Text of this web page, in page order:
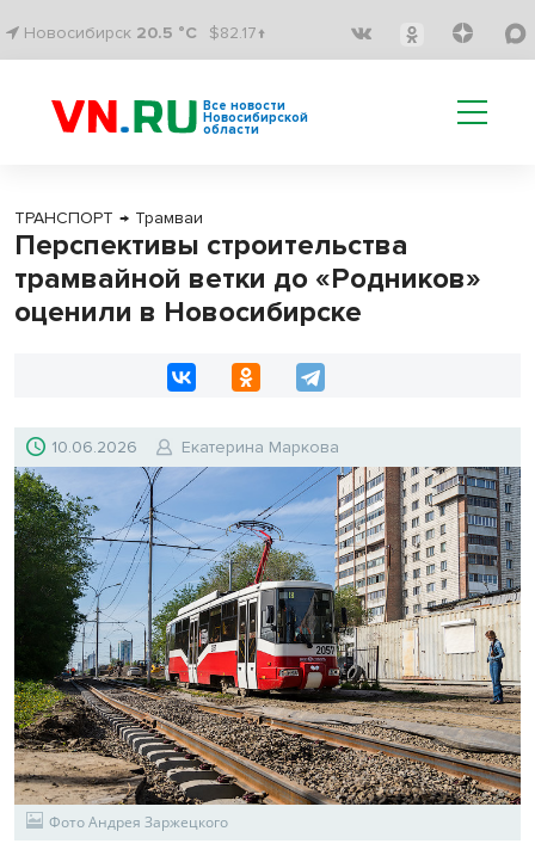
Новосибирск 20.5 °C $82.17↑
Все новости
Новосибирской
области
ТРАНСПОРТ → Трамваи
Перспективы строительства
трамвайной ветки до «Родников»
оценили в Новосибирске
10.06.2026 Екатерина Маркова
Фото Андрея Заржецкого